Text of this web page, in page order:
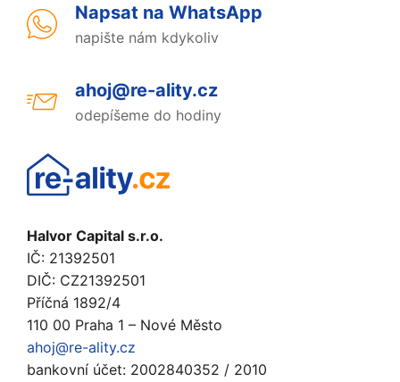
Halvor Capital s.r.o.
IČ: 21392501
DIČ: CZ21392501
Příčná 1892/4
110 00 Praha 1 – Nové Město
ahoj@re-ality.cz
bankovní účet: 2002840352 / 2010
Napsat na WhatsApp
napište nám kdykoliv
ahoj@re-ality.cz
odepíšeme do hodiny